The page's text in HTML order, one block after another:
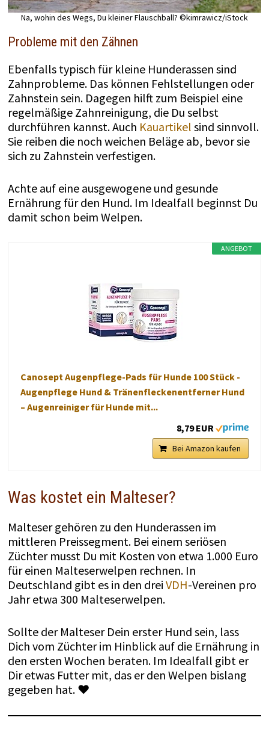
Na, wohin des Wegs, Du kleiner Flauschball? ©kimrawicz/iStock
Probleme mit den Zähnen
Ebenfalls typisch für kleine Hunderassen sind
Zahnprobleme. Das können Fehlstellungen oder
Zahnstein sein. Dagegen hilft zum Beispiel eine
regelmäßige Zahnreinigung, die Du selbst
durchführen kannst. Auch Kauartikel sind sinnvoll.
Sie reiben die noch weichen Beläge ab, bevor sie
sich zu Zahnstein verfestigen.
Achte auf eine ausgewogene und gesunde
Ernährung für den Hund. Im Idealfall beginnst Du
damit schon beim Welpen.
ANGEBOT
Canosept Augenpflege-Pads für Hunde 100 Stück -
Augenpflege Hund & Tränenfleckenentferner Hund
– Augenreiniger für Hunde mit...
8,79 EUR
Bei Amazon kaufen
Was kostet ein Malteser?
Malteser gehören zu den Hunderassen im
mittleren Preissegment. Bei einem seriösen
Züchter musst Du mit Kosten von etwa 1.000 Euro
für einen Malteserwelpen rechnen. In
Deutschland gibt es in den drei VDH-Vereinen pro
Jahr etwa 300 Malteserwelpen.
Sollte der Malteser Dein erster Hund sein, lass
Dich vom Züchter im Hinblick auf die Ernährung in
den ersten Wochen beraten. Im Idealfall gibt er
Dir etwas Futter mit, das er den Welpen bislang
gegeben hat. ♥